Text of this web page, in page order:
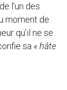
l’un des
moment de
qu’il ne se
sa « hâte